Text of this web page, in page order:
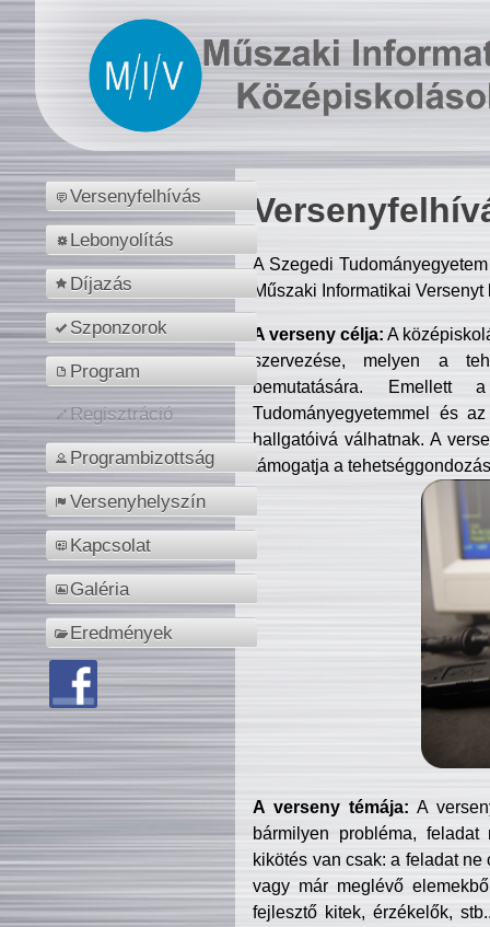
Versenyfelhívás
Lebonyolítás
Díjazás
Szponzorok
Program
Regisztráció
Programbizottság
Versenyhelyszín
Kapcsolat
Galéria
Eredmények
A Szegedi
Műszaki Informatikai
A verseny célja: A
szervezése, melyen a
bemutatására. Emellett
Tudományegyetemmel és
hallgatóivá válhatnak. A
támogatja a
A verseny témája: A
bármilyen probléma, feladat
kikötés van csak: a feladat
vagy már meglévő
fejlesztő kitek, érzékelők,